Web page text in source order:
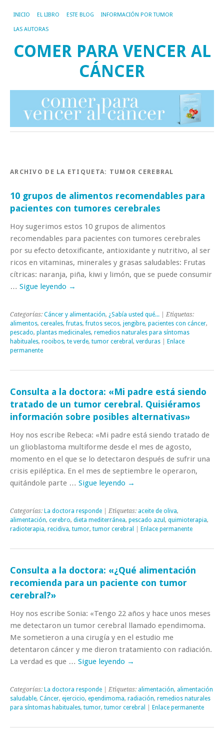
INICIO EL LIBRO ESTE BLOG INFORMACIÓN POR TUMOR
LAS AUTORAS
COMER PARA VENCER AL
CÁNCER
ARCHIVO DE LA ETIQUETA: TUMOR CEREBRAL
10 grupos de alimentos recomendables para
pacientes con tumores cerebrales
Hoy sugerimos estos 10 grupos de alimentos
recomendables para pacientes con tumores cerebrales
por su efecto detoxificante, antioxidante y nutritivo, al ser
ricos en vitaminas, minerales y grasas saludables: Frutas
cítricas: naranja, piña, kiwi y limón, que se puede consumir
… Sigue leyendo →
Categorías: Cáncer y alimentación, ¿Sabía usted qué... | Etiquetas:
alimentos, cereales,frutas,frutos secos, jengibre, pacientes con cáncer,
pescado, plantas medicinales, remedios naturales para síntomas
habituales, rooibos, te verde, tumor cerebral , verduras
Enlace
permanente
Consulta a la doctora: «Mi padre está siendo
tratado de un tumor cerebral. Quisiéramos
información sobre posibles alternativas»
Hoy nos escribe Rebeca: «Mi padre está siendo tratado de
un glioblastoma multiforme desde el mes de agosto,
momento en el que se lo detectaron después de sufrir una
crisis epiléptica. En el mes de septiembre le operaron,
quitándole parte … Sigue leyendo →
Categorías: La doctora responde | Etiquetas: aceite de oliva,
alimentación, cerebro, dieta mediterránea, pescado azul , quimioterapia,
radioterapia, recidiva, tumor, tumor cerebral Enlace permanente
Consulta a la doctora: «¿Qué alimentación
recomienda para un paciente con tumor
cerebral?»
Hoy nos escribe Sonia: «Tengo 22 años y hace unos meses
me detectaron un tumor cerebral llamado ependimoma.
Me sometieron a una cirugía y en el estudio me
detentaron cáncer y me dieron tratamiento con radiación.
La verdad es que … Sigue leyendo →
Categorías: La doctora responde | Etiquetas: alimentación, alimentación
saludable, Cáncer, ejercicio, ependimoma, radiación, remedios naturales
para síntomas habituales, tumor, tumor cerebral Enlace permanente